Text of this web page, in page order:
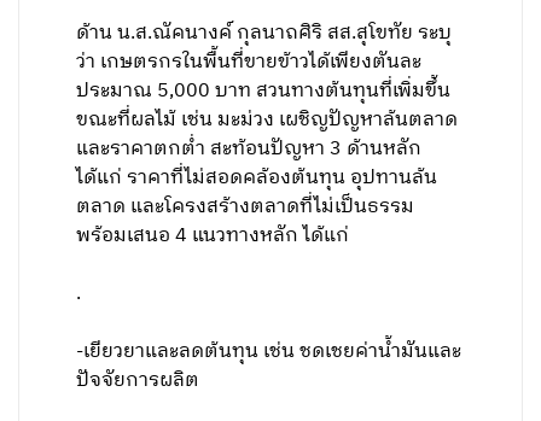
ด้าน น.ส.ณัคนางค์ กุลนาถศิริ สส.สุโขทัย ระบุ
ว่า เกษตรกรในพื้นที่ขายข้าวได้เพียงตันละ
ประมาณ 5,000 บาท สวนทางต้นทุนที่เพิ่มขึ้น
ขณะที่ผลไม้ เช่น มะม่วง เผชิญปัญหาล้นตลาด
และราคาตกต่ำ สะท้อนปัญหา 3 ด้านหลัก
ได้แก่ ราคาที่ไม่สอดคล้องต้นทุน อุปทานล้น
ตลาด และโครงสร้างตลาดที่ไม่เป็นธรรม
พร้อมเสนอ 4 แนวทางหลัก ได้แก่
.
-เยียวยาและลดต้นทุน เช่น ชดเชยค่าน้ำมันและ
ปัจจัยการผลิต